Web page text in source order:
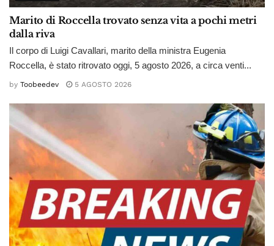
Marito di Roccella trovato senza vita a pochi metri
dalla riva
Il corpo di Luigi Cavallari, marito della ministra Eugenia
Roccella, è stato ritrovato oggi, 5 agosto 2026, a circa venti...
by Toobeedev 5 AGOSTO 2026